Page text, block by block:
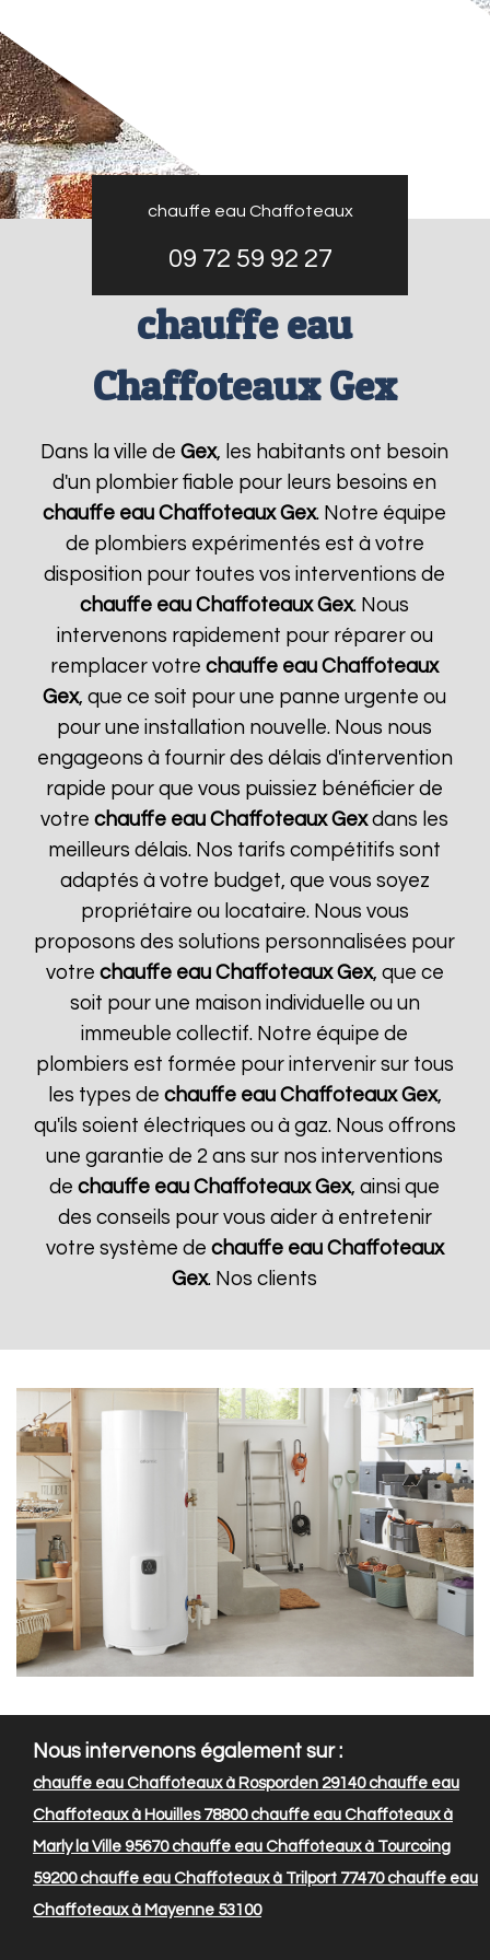
chauffe eau Chaffoteaux
09 72 59 92 27
chauffe eau
Chaffoteaux Gex
Dans la ville deGex, les habitants ont besoin
d'un plombier fiable pour leurs besoins en
chauffe eau Chaffoteaux Gex. Notre équipe
de plombiers expérimentés est à votre
disposition pour toutes vos interventions de
chauffe eau Chaffoteaux Gex. Nous
intervenons rapidement pour réparer ou
remplacer votrechauffe eau Chaffoteaux
Gex, que ce soit pour une panne urgente ou
pour une installation nouvelle. Nous nous
engageons à fournir des délais d'intervention
rapide pour que vous puissiez bénéficier de
votrechauffe eau Chaffoteaux Gexdans les
meilleurs délais. Nos tarifs compétitifs sont
adaptés à votre budget, que vous soyez
propriétaire ou locataire. Nous vous
proposons des solutions personnalisées pour
votre chauffe eau Chaffoteaux Gex, que ce
soit pour une maison individuelle ou un
immeuble collectif. Notre équipe de
plombiers est formée pour intervenir sur tous
les types de chauffe eau Chaffoteaux Gex,
qu'ils soient électriques ou à gaz. Nous offrons
une garantie de 2 ans sur nos interventions
dechauffe eau Chaffoteaux Gex, ainsi que
des conseils pour vous aider à entretenir
votre système de chauffe eau Chaffoteaux
Gex. Nos clients
Nous intervenons également sur :
chauffe eau Chaffoteaux à Rosporden 29140chauffe eau
Chaffoteaux à Houilles 78800chauffe eau Chaffoteaux à
Marly la Ville 95670chauffe eau Chaffoteaux à Tourcoing
59200chauffe eau Chaffoteaux à Trilport 77470chauffe eau
Chaffoteaux à Mayenne 53100